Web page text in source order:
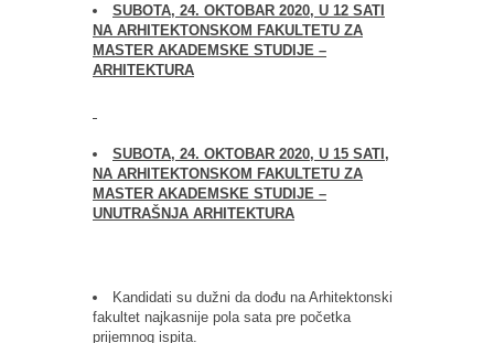
SUBOTA, 24. OKTOBAR 2020, U 12 SATI
NA ARHITEKTONSKOM FAKULTETU ZA
MASTER AKADEMSKE STUDIJE –
ARHITEKTURA
SUBOTA, 24. OKTOBAR 2020, U 15 SATI ,
NA ARHITEKTONSKOM FAKULTETU ZA
MASTER AKADEMSKE STUDIJE –
UNUTRAŠNJA ARHITEKTURA
Kandidati su dužni da dođu na Arhitektonski
fakultet najkasnije pola sata pre početka
prijemnog ispita.